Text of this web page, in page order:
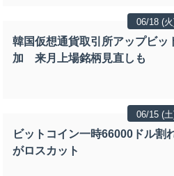
06/18 (
韓国仮想通貨取引所アップビッ
加 来月上場銘柄見直しも
06/15 (
ビットコイン一時66000ドル割
がロスカット